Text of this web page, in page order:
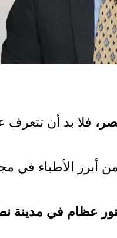
فلا بد أن تتعرف
من أبرز الأطباء في
عظام في مدينة